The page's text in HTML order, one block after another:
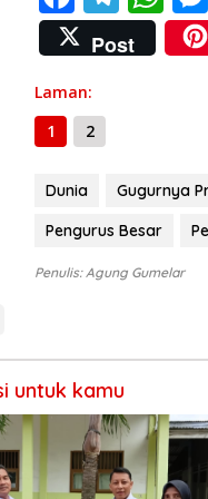
ac
e
b
o
o
k
el
e
m
h
at
p
Post
Laman:
1
2
Dunia Gugurnya
Pengurus Besar
Penulis: Agung Gumelar
untuk kamu